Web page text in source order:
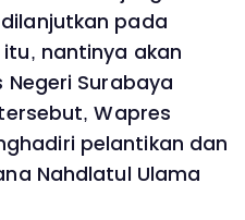
pada
nantinya akan
Negeri Surabaya
Wapres
pelantikan dan
Nahdlatul Ulama